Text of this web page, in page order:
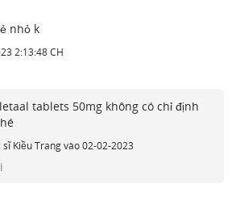
nhỏ k
2:13:48 CH
tablets 50mg không có chỉ định
sĩ Kiều Trangvào02-02-2023